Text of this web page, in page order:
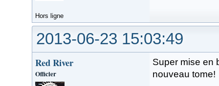
Hors ligne
2013-06-23 15:03:49
Red River
Officier
Super mise en
nouveau tome!